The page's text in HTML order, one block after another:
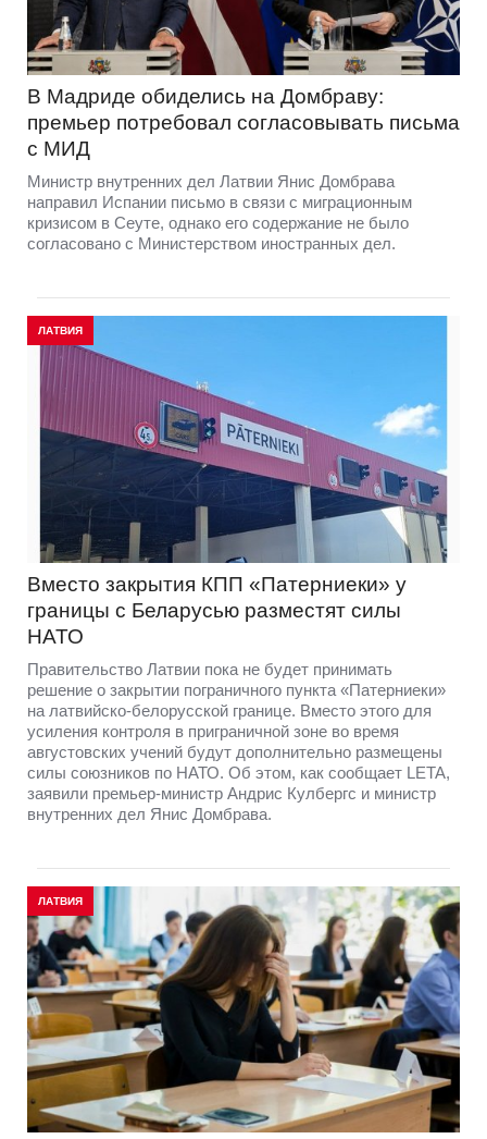
В Мадриде обиделись на Домбраву:
премьер потребовал согласовывать письма
с МИД
Министр внутренних дел Латвии Янис Домбрава
направил Испании письмо в связи с миграционным
кризисом в Сеуте, однако его содержание не было
согласовано с Министерством иностранных дел.
ЛАТВИЯ
Вместо закрытия КПП «Патерниеки» у
границы с Беларусью разместят силы
НАТО
Правительство Латвии пока не будет принимать
решение о закрытии пограничного пункта «Патерниеки»
на латвийско-белорусской границе. Вместо этого для
усиления контроля в приграничной зоне во время
августовских учений будут дополнительно размещены
силы союзников по НАТО. Об этом, как сообщает LETA,
заявили премьер-министр Андрис Кулбергс и министр
внутренних дел Янис Домбрава.
ЛАТВИЯ